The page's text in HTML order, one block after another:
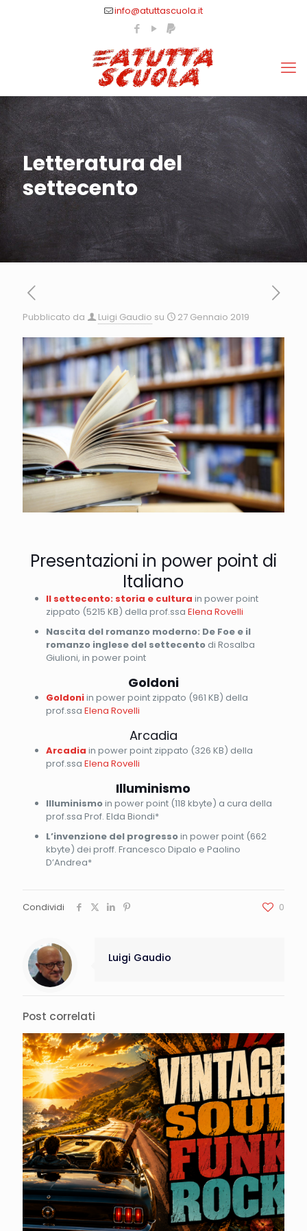
info@atuttascuola.it
Letteratura del
settecento
Pubblicato da Luigi Gaudio su 27 Gennaio 2019
Presentazioni in power point di
Italiano
Il settecento: storia e cultura in power point
zippato (5215 KB) della prof.ssa Elena Rovelli
Nascita del romanzo moderno: De Foe e il
romanzo inglese del settecento di Rosalba
Giulioni, in power point
Goldoni
Goldoniin power point zippato (961 KB) della
prof.ssa Elena Rovelli
Arcadia
Arcadia in power point zippato (326 KB) della
prof.ssa Elena Rovelli
Illuminismo
Illuminismoin power point (118 kbyte) a cura della
prof.ssa Prof. Elda Biondi*
L’invenzione del progressoin power point (662
kbyte) dei proff. Francesco Dipalo e Paolino
D’Andrea*
Condividi 0
Luigi Gaudio
Post correlati